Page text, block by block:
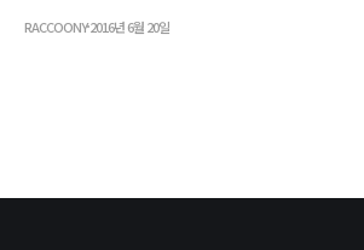
RACCOONY2016년 6월 20일